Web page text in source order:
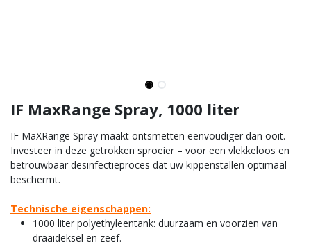
IF MaxRange Spray, 1000 liter
IF MaXRange Spray maakt ontsmetten eenvoudiger dan ooit.
Investeer in deze getrokken sproeier – voor een vlekkeloos en
betrouwbaar desinfectieproces dat uw kippenstallen optimaal
beschermt.
Technische eigenschappen:
1000 liter polyethyleentank: duurzaam en voorzien van
draaideksel en zeef.